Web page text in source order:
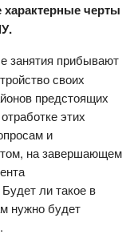
характерные черты
занятия прибывают
своих
предстоящих
этих
и
на завершающем
ли такое в
нужно будет